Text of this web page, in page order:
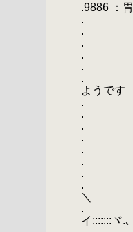
.9886 ：
.
.
.
.
.
. あ
ようです
.
.
.
.
.
.
.
＼
.
イ